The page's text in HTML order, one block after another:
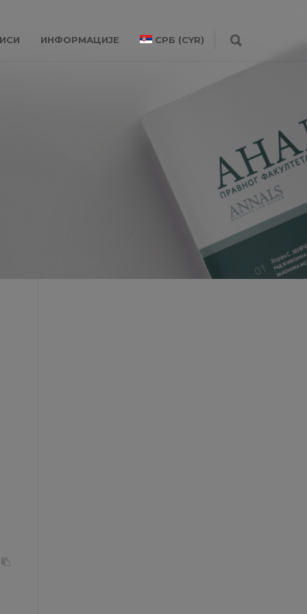
ИНФОРМАЦИЈЕ СРБ (CYR)